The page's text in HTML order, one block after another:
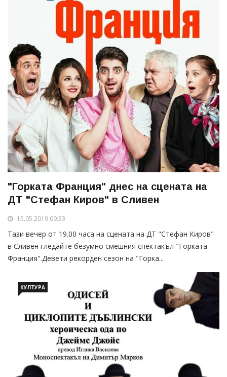
"Горката Франция" днес на сцената на
ДТ "Стефан Киров" в Сливен
15.05.2019 09:33
Тази вечер от 19.00 часа на сцената на ДТ "Стефан Киров"
в Сливен гледайте безумно смешния спектакъл "Горката
Франция".Девети рекорден сезон на "Горка...
КУЛТУРА